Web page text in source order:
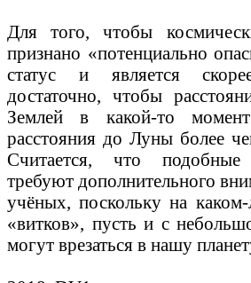
Для того, чтобы
признано «потенциально
статус и является
достаточно, чтобы
Землей в какой-то
расстояния до Луны более
Считается, что
требуют дополнительного
учёных, поскольку на
«витков», пусть и с
могут врезаться в нашу